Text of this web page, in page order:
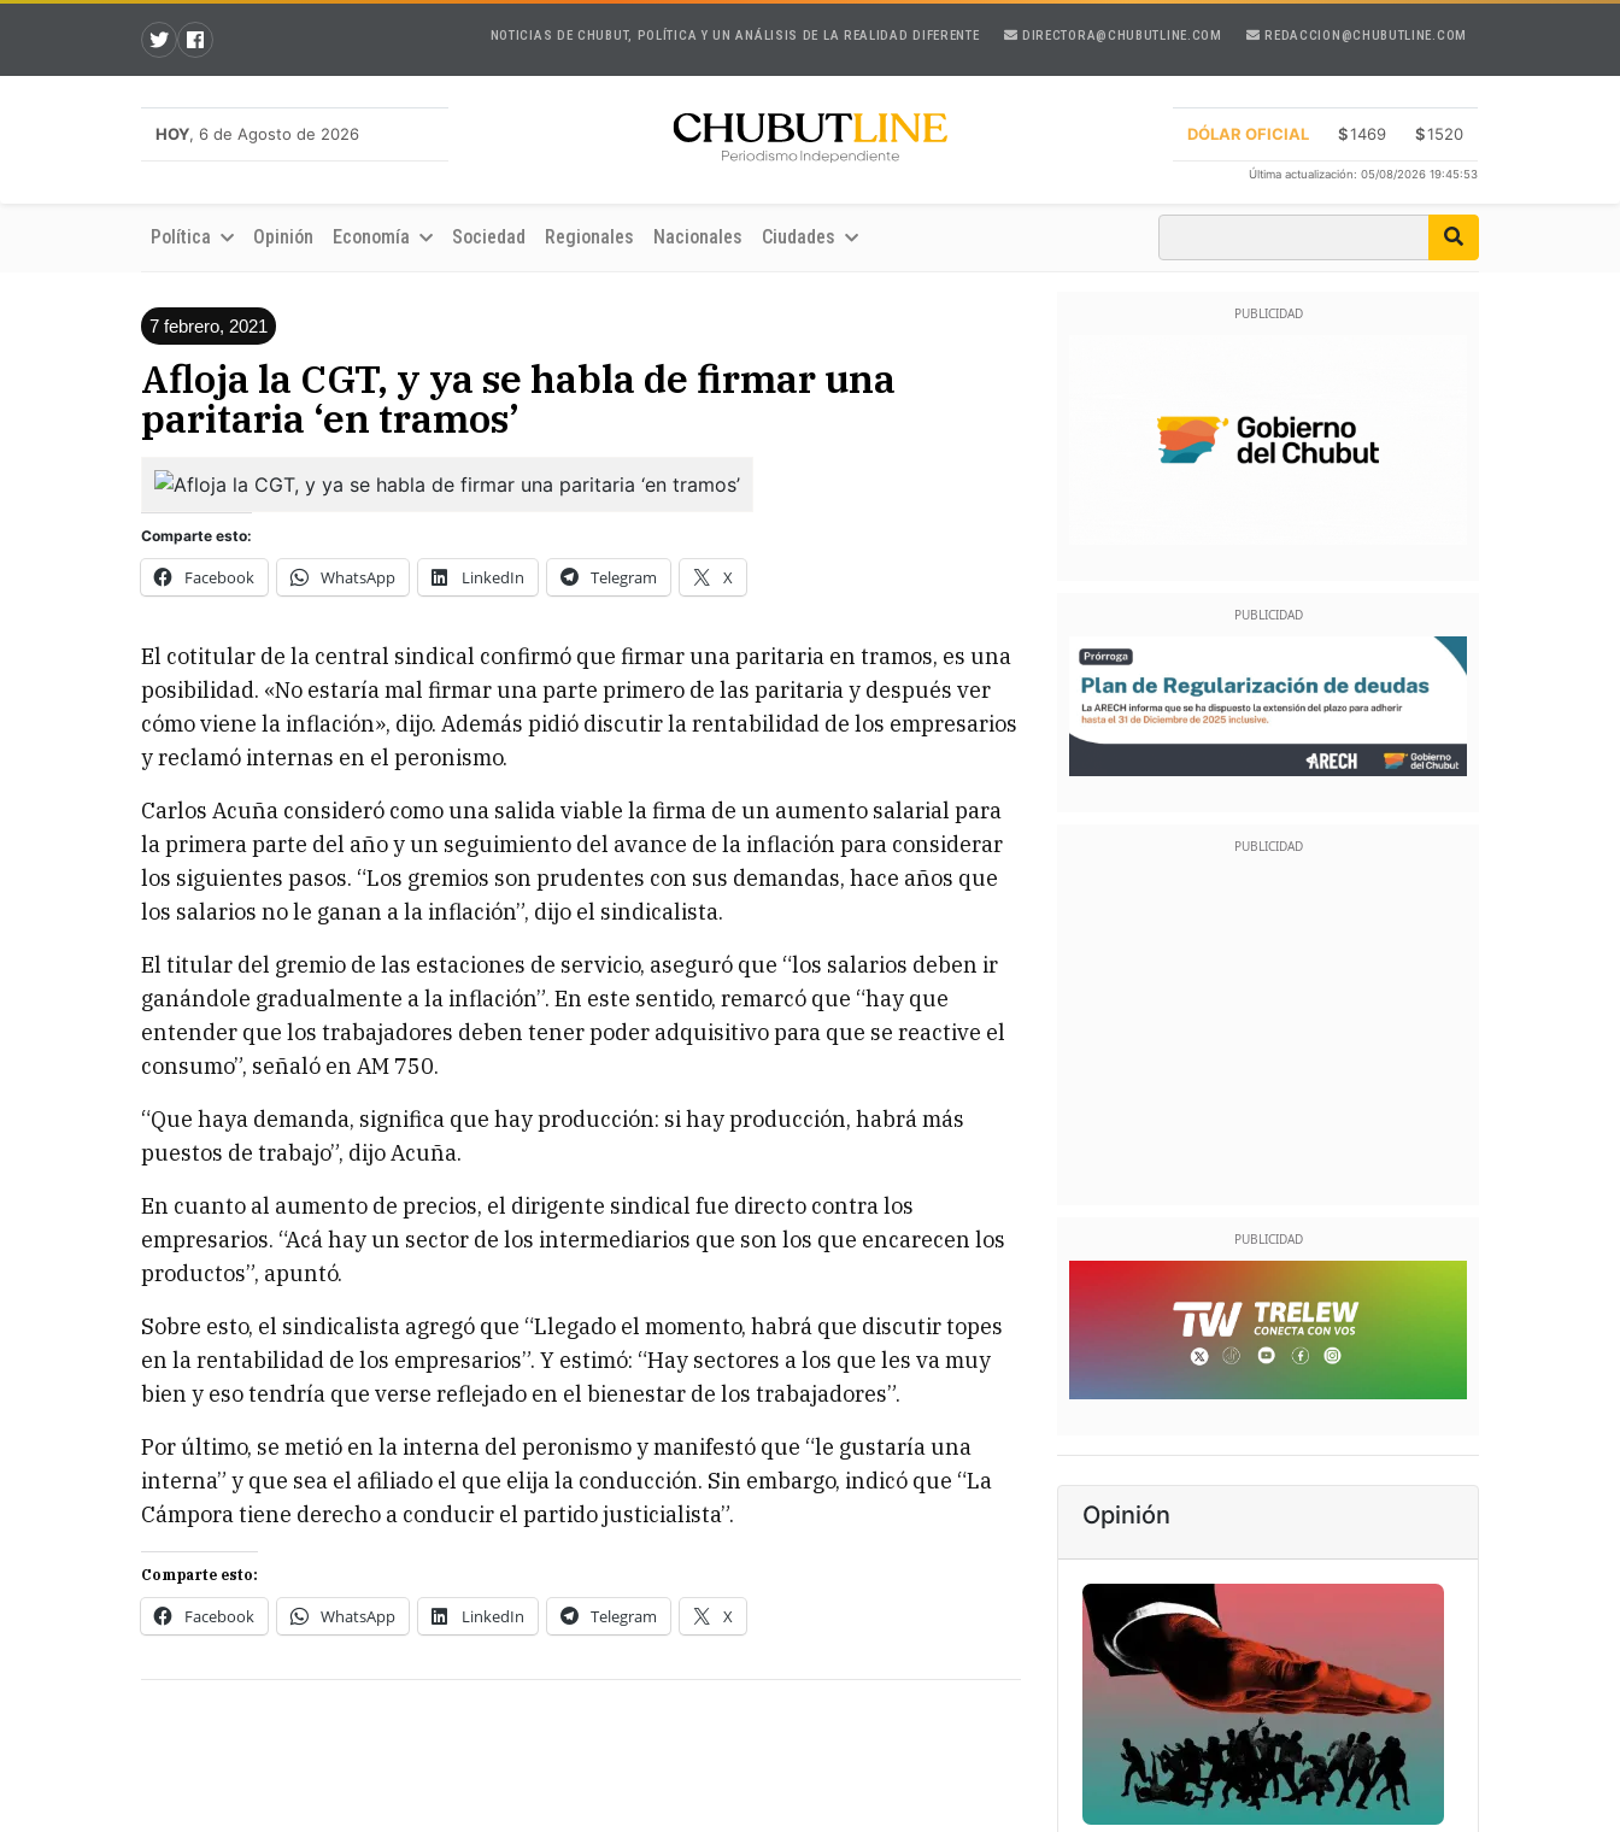
NOTICIAS DE CHUBUT, POLÍTICA Y UN ANÁLISIS DE LA REALIDAD DIFERENTE DIRECTORA@CHUBUTLINE.COM REDACCION@CHUBUTLINE.COM
HOY, 6 de Agosto de 2026 DÓLAR OFICIAL $1469 $1520
Última actualización: 05/08/2026 19:45:53
Política Opinión Economía Sociedad Regionales Nacionales Ciudades
7 febrero, 2021
Afloja la CGT, y ya se habla de firmar una
paritaria ‘en tramos’
Comparte esto:
Facebook WhatsApp LinkedIn Telegram X
El cotitular de la central sindical confirmó que firmar una paritaria en tramos, es una
posibilidad. «No estaría mal firmar una parte primero de las paritaria y después ver
cómo viene la inflación», dijo. Además pidió discutir la rentabilidad de los empresarios
y reclamó internas en el peronismo.
Carlos Acuña consideró como una salida viable la firma de un aumento salarial para
la primera parte del año y un seguimiento del avance de la inflación para considerar
los siguientes pasos. “Los gremios son prudentes con sus demandas, hace años que
los salarios no le ganan a la inflación”, dijo el sindicalista.
El titular del gremio de las estaciones de servicio, aseguró que “los salarios deben ir
ganándole gradualmente a la inflación”. En este sentido, remarcó que “hay que
entender que los trabajadores deben tener poder adquisitivo para que se reactive el
consumo”, señaló en AM 750.
“Que haya demanda, significa que hay producción: si hay producción, habrá más
puestos de trabajo”, dijo Acuña.
En cuanto al aumento de precios, el dirigente sindical fue directo contra los
empresarios. “Acá hay un sector de los intermediarios que son los que encarecen los
productos”, apuntó.
Sobre esto, el sindicalista agregó que “Llegado el momento, habrá que discutir topes
en la rentabilidad de los empresarios”. Y estimó: “Hay sectores a los que les va muy
bien y eso tendría que verse reflejado en el bienestar de los trabajadores”.
Por último, se metió en la interna del peronismo y manifestó que “le gustaría una
interna” y que sea el afiliado el que elija la conducción. Sin embargo, indicó que “La
Cámpora tiene derecho a conducir el partido justicialista”.
Comparte esto:
Facebook WhatsApp LinkedIn Telegram X
Opinión